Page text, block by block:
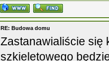
RE: Budowa domu
Zastanawialiście się
szkieletowego